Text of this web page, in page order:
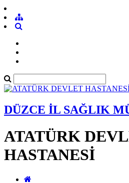
DÜZCE İL SAĞLIK
ATATÜRK
HASTANESİ